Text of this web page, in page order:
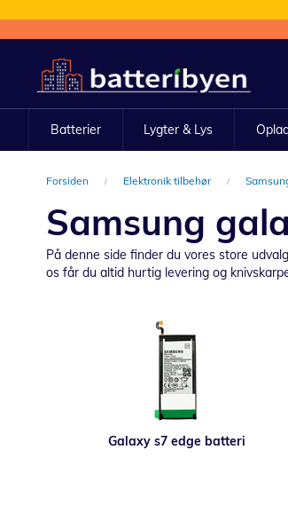
to
Content
Batterier Lygter & Lys
Forsiden Elektronik tilbehør
Samsung
På denne side finder du vores store
os får du altid hurtig levering og
Galaxy s7 edge batteri